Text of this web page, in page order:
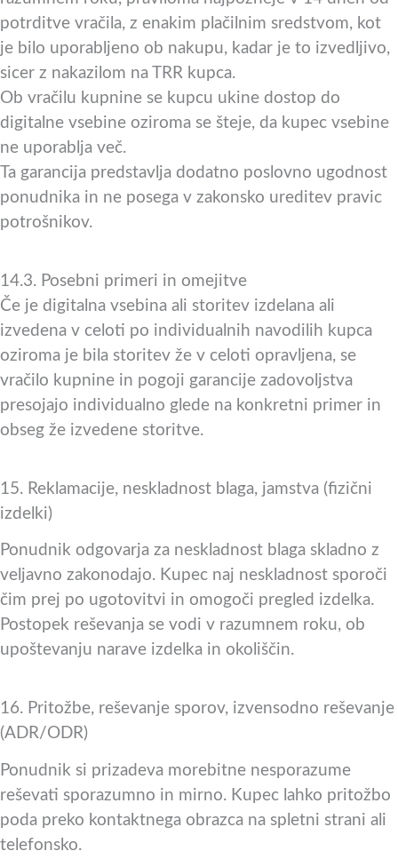
potrditve vračila, z enakim plačilnim sredstvom, kot
je bilo uporabljeno ob nakupu, kadar je to izvedljivo,
sicer z nakazilom na TRR kupca.
Ob vračilu kupnine se kupcu ukine dostop do
digitalne vsebine oziroma se šteje, da kupec vsebine
ne uporablja več.
Ta garancija predstavlja dodatno poslovno ugodnost
ponudnika in ne posega v zakonsko ureditev pravic
potrošnikov.
14.3. Posebni primeri in omejitve
Če je digitalna vsebina ali storitev izdelana ali
izvedena v celoti po individualnih navodilih kupca
oziroma je bila storitev že v celoti opravljena, se
vračilo kupnine in pogoji garancije zadovoljstva
presojajo individualno glede na konkretni primer in
obseg že izvedene storitve.
15. Reklamacije, neskladnost blaga, jamstva (fizični
izdelki)
Ponudnik odgovarja za neskladnost blaga skladno z
veljavno zakonodajo. Kupec naj neskladnost sporoči
čim prej po ugotovitvi in omogoči pregled izdelka.
Postopek reševanja se vodi v razumnem roku, ob
upoštevanju narave izdelka in okoliščin.
16. Pritožbe, reševanje sporov, izvensodno reševanje
(ADR/ODR)
Ponudnik si prizadeva morebitne nesporazume
reševati sporazumno in mirno. Kupec lahko pritožbo
poda preko kontaktnega obrazca na spletni strani ali
telefonsko.